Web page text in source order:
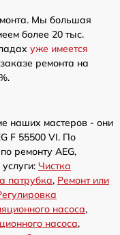
Мы большая
более 20 тыс.
уже имеется
ремонта на
наших мастеров - они
F 55500 VI. По
ремонту AEG,
Чистка
патрубка, Ремонт или
насоса,
насоса,